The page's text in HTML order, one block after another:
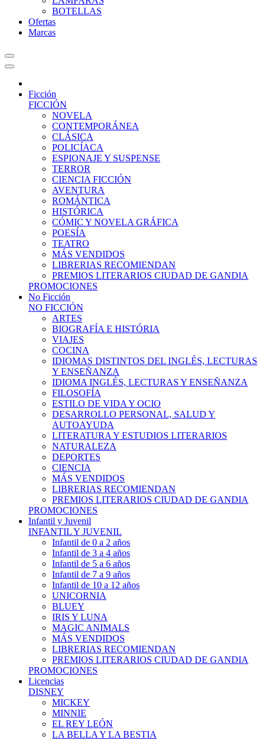
BOTELLAS
Ofertas
Marcas
Ficción
FICCIÓN
NOVELA
CONTEMPORÁNEA
CLÁSICA
POLICÍACA
ESPIONAJE Y SUSPENSE
TERROR
CIENCIA FICCIÓN
AVENTURA
ROMÁNTICA
HISTÓRICA
CÓMIC Y NOVELA GRÁFICA
POESÍA
TEATRO
MÁS VENDIDOS
LIBRERIAS RECOMIENDAN
PREMIOS LITERARIOS CIUDAD DE GANDIA
PROMOCIONES
No Ficción
NO FICCIÓN
ARTES
BIOGRAFÍA E HISTÓRIA
VIAJES
COCINA
IDIOMAS DISTINTOS DEL INGLÉS, LECTURAS
Y ENSEÑANZA
IDIOMA INGLÉS, LECTURAS Y ENSEÑANZA
FILOSOFÍA
ESTILO DE VIDA Y OCIO
DESARROLLO PERSONAL, SALUD Y
AUTOAYUDA
LITERATURA Y ESTUDIOS LITERARIOS
NATURALEZA
DEPORTES
CIENCIA
MÁS VENDIDOS
LIBRERIAS RECOMIENDAN
PREMIOS LITERARIOS CIUDAD DE GANDIA
PROMOCIONES
Infantil y Juvenil
INFANTIL Y JUVENIL
Infantil de 0 a 2 años
Infantil de 3 a 4 años
Infantil de 5 a 6 años
Infantil de 7 a 9 años
Infantil de 10 a 12 años
UNICORNIA
BLUEY
IRIS Y LUNA
MAGIC ANIMALS
MÁS VENDIDOS
LIBRERIAS RECOMIENDAN
PREMIOS LITERARIOS CIUDAD DE GANDIA
PROMOCIONES
Licencias
DISNEY
MICKEY
MINNIE
EL REY LEÓN
LA BELLA Y LA BESTIA